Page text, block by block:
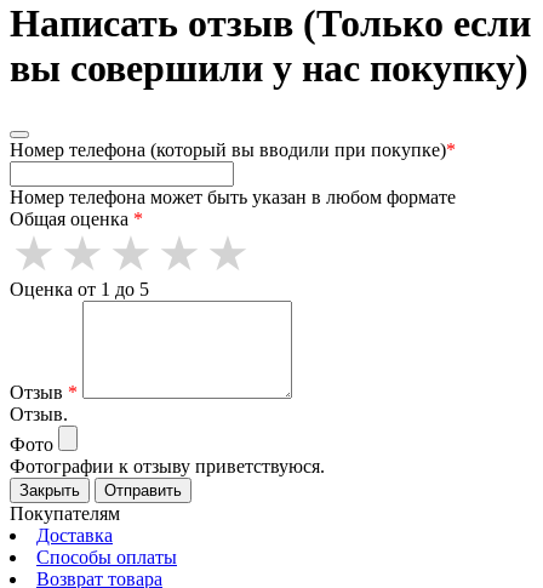
Написать отзыв (Только если
вы совершили у нас покупку)
Номер телефона (который вы вводили при покупке)*
Номер телефона может быть указан в любом формате
Общая оценка *
Оценка от 1 до 5
Отзыв *
Отзыв.
Фото
Фотографии к отзыву приветствуюся.
Закрыть Отправить
Покупателям
Доставка
Способы оплаты
Возврат товара